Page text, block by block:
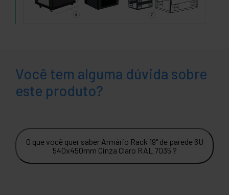
Você tem alguma dúvida sobre
este produto?
O que você quer saber Armário Rack 19" de parede 6U
540x450mm Cinza Claro RAL 7035 ?